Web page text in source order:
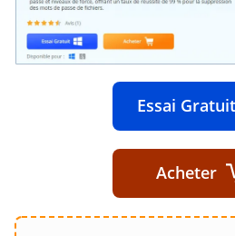
Essai Gratuit
Acheter